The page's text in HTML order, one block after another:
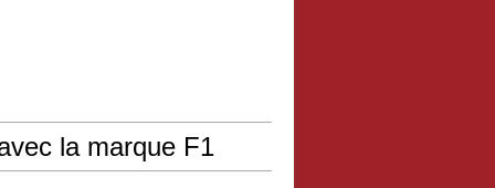
la marque F1